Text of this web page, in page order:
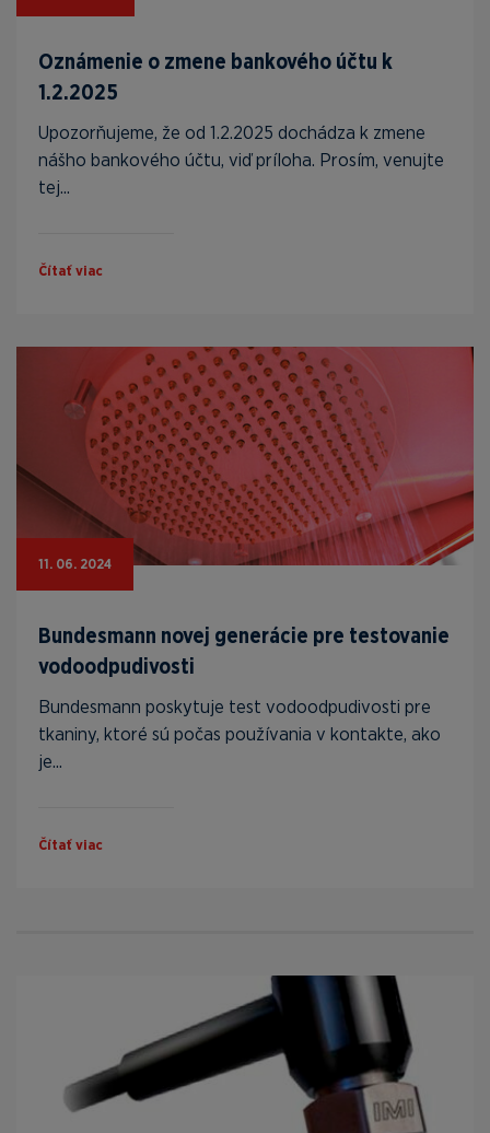
Oznámenie o zmene bankového účtu k
1.2.2025
Upozorňujeme, že od 1.2.2025 dochádza k zmene
nášho bankového účtu, viď príloha. Prosím, venujte
tej...
Čítať viac
11. 06. 2024
Bundesmann novej generácie pre testovanie
vodoodpudivosti
Bundesmann poskytuje test vodoodpudivosti pre
tkaniny, ktoré sú počas používania v kontakte, ako
je...
Čítať viac